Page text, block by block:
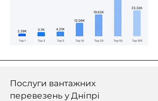
Послуги вантажних
перевезень у Дніпрі